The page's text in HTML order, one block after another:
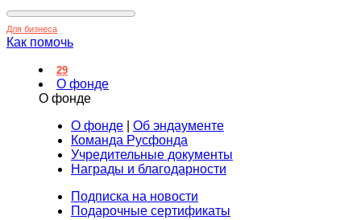
Для бизнеса
Как помочь
29
О фонде
О фонде
О фонде
Об эндаументе
Команда Русфонда
Учредительные документы
Награды и благодарности
Подписка на новости
Подарочные сертификаты